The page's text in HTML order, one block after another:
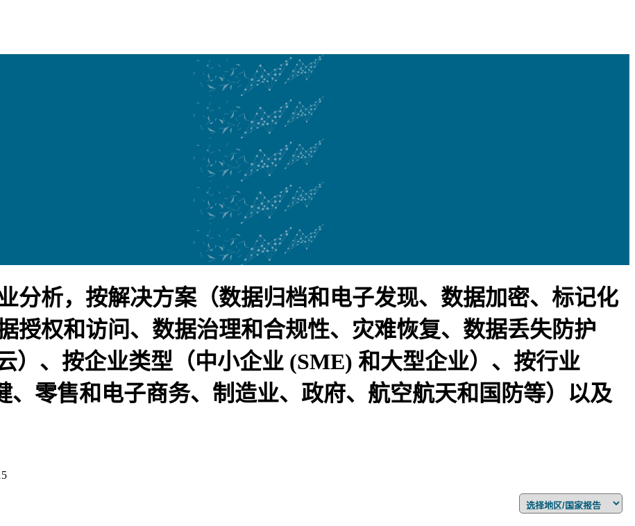
分析，按解决方案（数据归档和电子发现、数据加密、标记化
授权和访问、数据治理和合规性、灾难恢复、数据丢失防护
）、按企业类型（中小企业 (SME) 和大型企业）、按行业
、零售和电子商务、制造业、政府、航空航天和国防等）以及